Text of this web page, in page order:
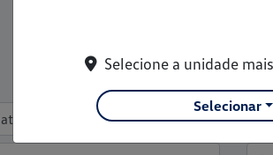
Fique por dentro das
Selecione a unidade
Selecionar